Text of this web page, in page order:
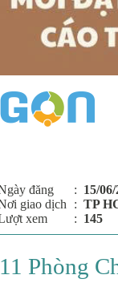
đăng : 15/
giao dịch
: TP
xem
: 145
Phòng